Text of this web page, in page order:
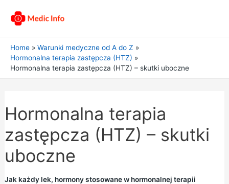
Home
Warunki medyczne od A do Z
Hormonalna terapia zastępcza (HTZ)
Hormonalna terapia zastępcza (HTZ) – skutki uboczne
Hormonalna terapia
zastępcza (HTZ) – skutki
uboczne
Jak każdy lek, hormony stosowane w hormonalnej terapii